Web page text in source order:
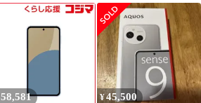
ブルー Aランク
58,581 ¥45,500